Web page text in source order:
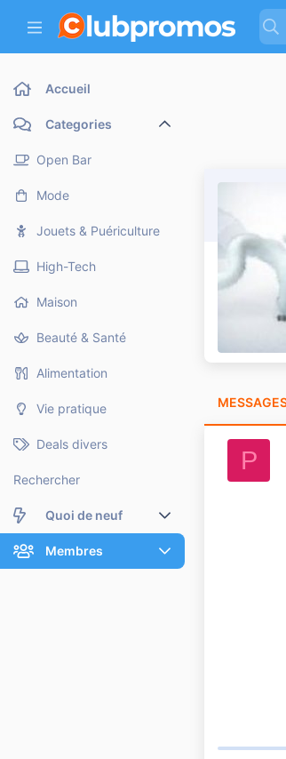
Accueil
Categories
Open Bar
Mode
Jouets & Puériculture
High-Tech
Maison
Beauté & Santé
Alimentation
Vie pratique
Deals divers
Rechercher
Quoi de neuf
Nouveaux messages
Membres
P